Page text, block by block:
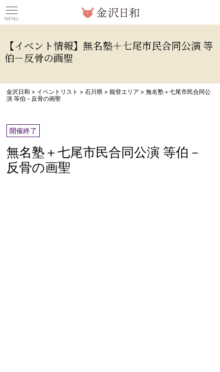
【イベント情報】無名塾＋七尾市民合同公演 等
伯－反骨の画聖
金沢日和 > イベントリスト >石川県 >能登エリア >無名塾＋七尾市民合同公
演 等伯－反骨の画聖
開催終了
無名塾＋七尾市民合同公演 等伯－
反骨の画聖